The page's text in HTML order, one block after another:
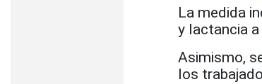
La medida
y lactancia
Asimismo,
los